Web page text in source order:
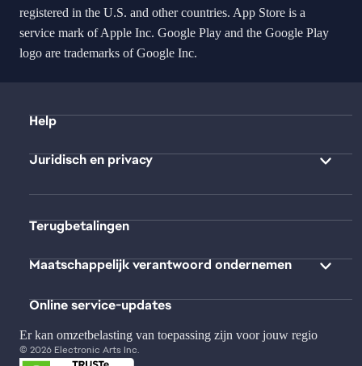
registered in the U.S. and other countries. App Store is a
service mark of Apple Inc. Google Play and the Google Play
logo are trademarks of Google Inc.
Help
Juridisch en privacy
Terugbetalingen
Maatschappelijk verantwoord ondernemen
Online service-updates
Er kan omzetbelasting van toepassing zijn voor jouw regio
© 2026 Electronic Arts Inc.